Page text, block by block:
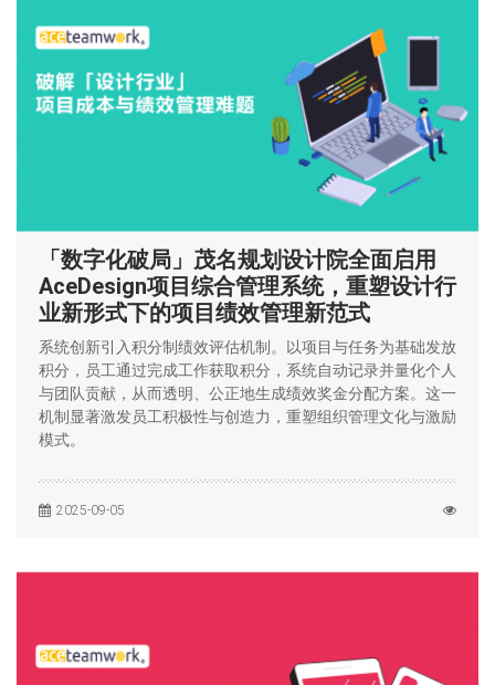
「数字化破局」茂名规划设计院全面启用
AceDesign项目综合管理系统，重塑设计行
业新形式下的项目绩效管理新范式
系统创新引入积分制绩效评估机制。以项目与任务为基础发放
积分，员工通过完成工作获取积分，系统自动记录并量化个人
与团队贡献，从而透明、公正地生成绩效奖金分配方案。这一
机制显著激发员工积极性与创造力，重塑组织管理文化与激励
模式。
2025-09-05